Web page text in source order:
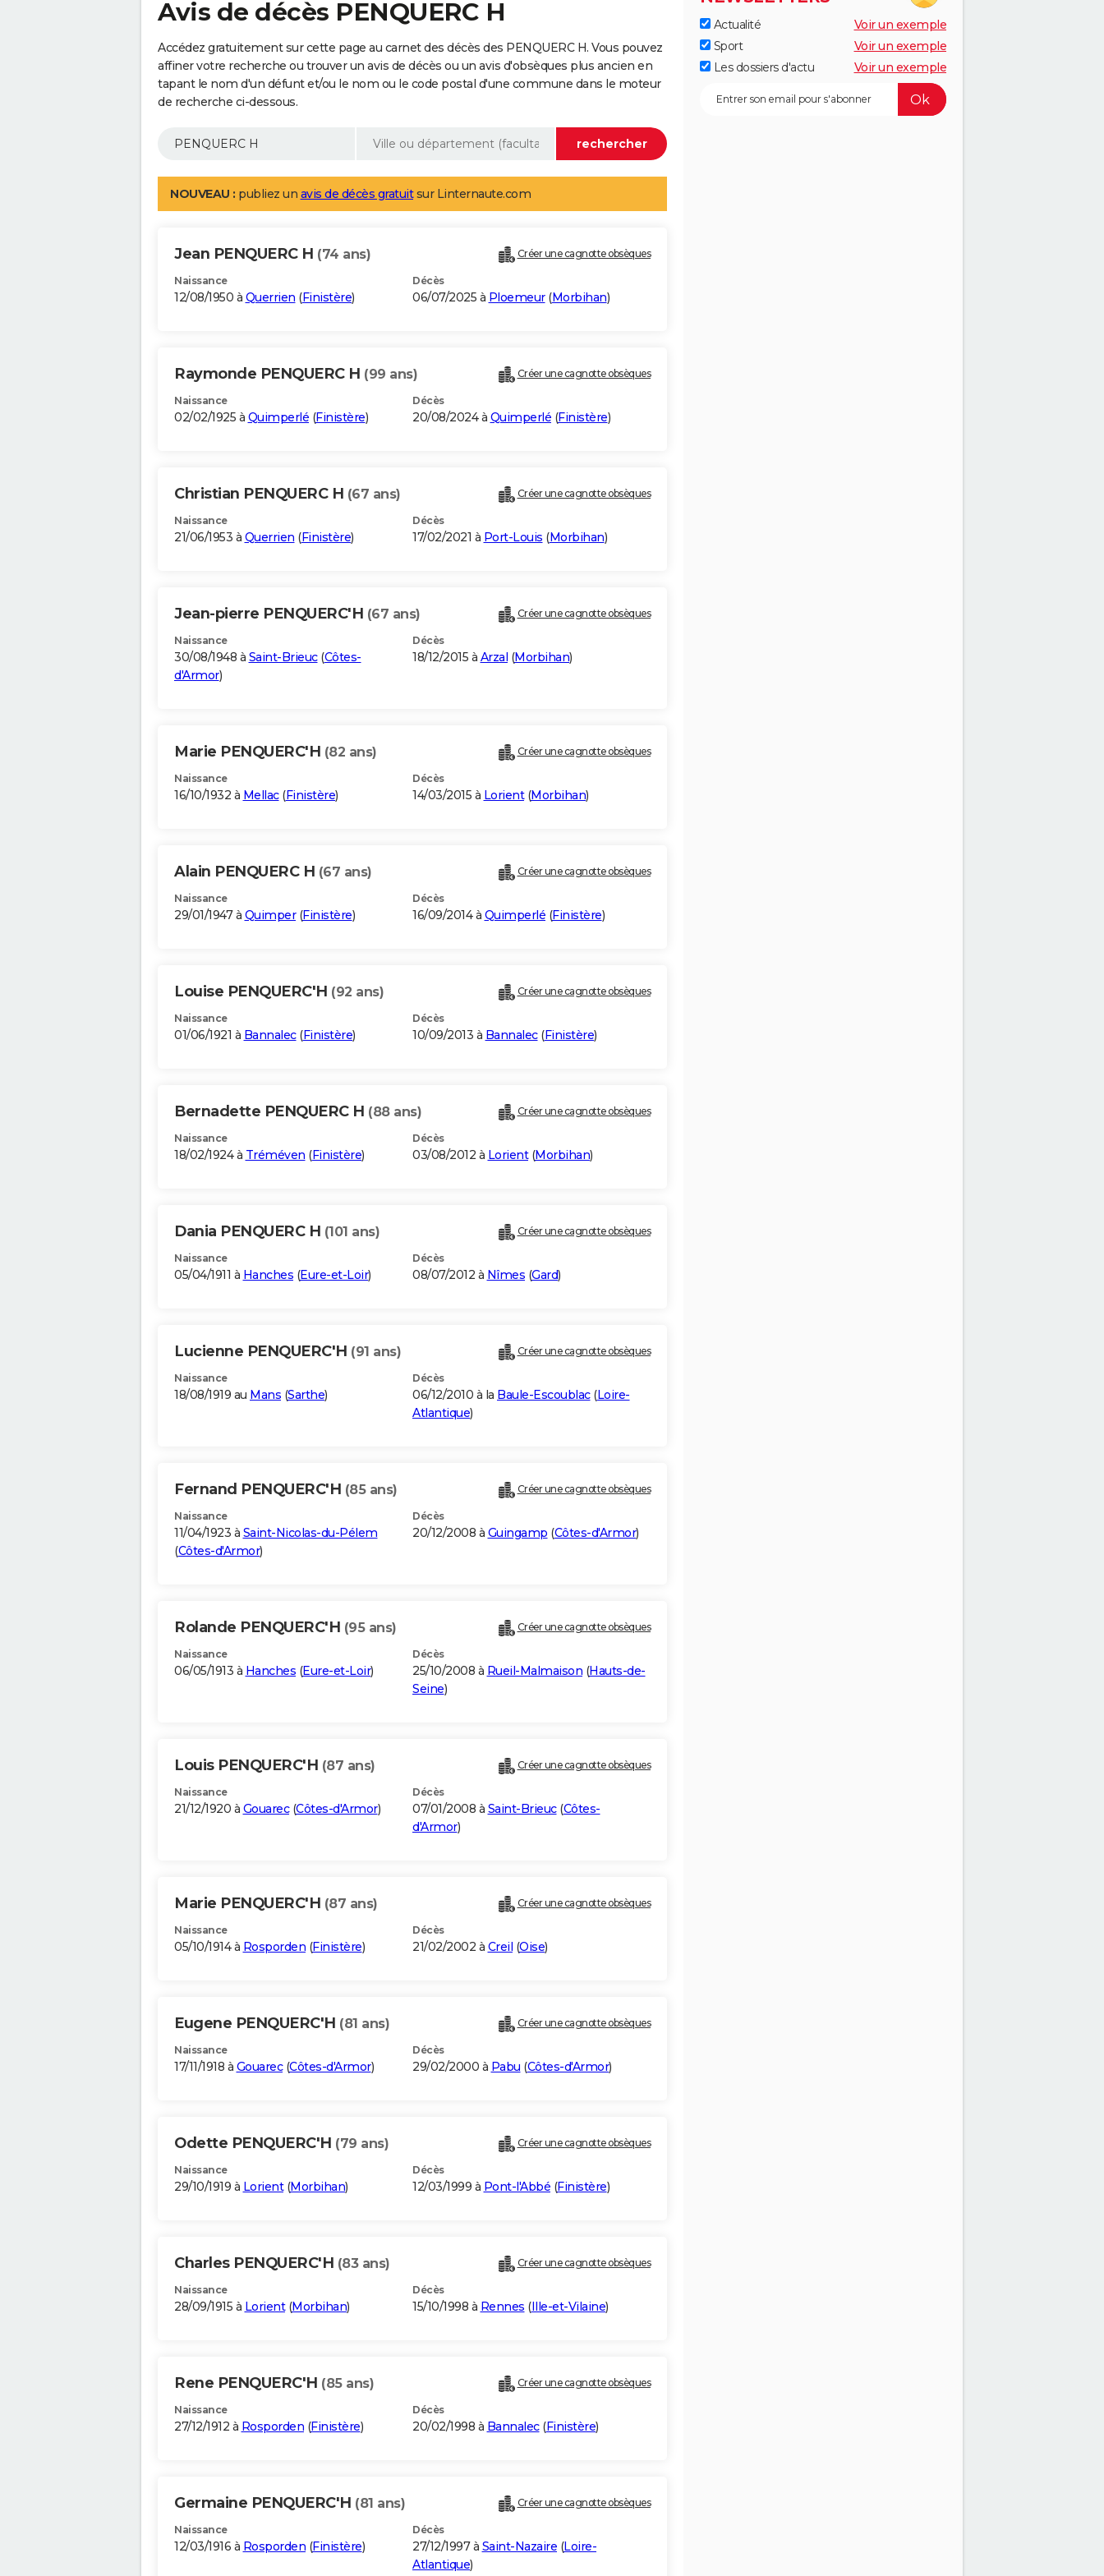
Avis de décès PENQUERC H
Accédez gratuitement sur cette page au carnet des décès des PENQUERC H. Vous pouvez
affiner votre recherche ou trouver un avis de décès ou un avis d'obsèques plus ancien en
tapant le nom d'un défunt et/ou le nom ou le code postal d'une commune dans le moteur
de recherche ci-dessous.
NOUVEAU : publiez un avis de décès gratuitsur Linternaute.com
Jean PENQUERC H (74 ans) Créer une cagnotte obsèques
Naissance
12/08/1950 à Querrien (Finistère)
Décès
06/07/2025 à Ploemeur(Morbihan)
Raymonde PENQUERC H (99 ans) Créer une cagnotte obsèques
Naissance
02/02/1925 à Quimperlé (Finistère)
Décès
20/08/2024 à Quimperlé (Finistère)
Christian PENQUERC H (67 ans) Créer une cagnotte obsèques
Naissance
21/06/1953 à Querrien (Finistère)
Décès
17/02/2021 à Port-Louis (Morbihan)
Jean-pierre PENQUERC'H (67 ans) Créer une cagnotte obsèques
Naissance
30/08/1948 à Saint-Brieuc(Côtes-
d'Armor)
Décès
18/12/2015 à Arzal (Morbihan)
Marie PENQUERC'H (82 ans) Créer une cagnotte obsèques
Naissance
16/10/1932 à Mellac(Finistère)
Décès
14/03/2015 à Lorient(Morbihan)
Alain PENQUERC H (67 ans) Créer une cagnotte obsèques
Naissance
29/01/1947 à Quimper(Finistère)
Décès
16/09/2014 à Quimperlé (Finistère)
Louise PENQUERC'H (92 ans) Créer une cagnotte obsèques
Naissance
01/06/1921 à Bannalec(Finistère)
Décès
10/09/2013 à Bannalec(Finistère)
Bernadette PENQUERC H (88 ans) Créer une cagnotte obsèques
Naissance
18/02/1924 à Tréméven (Finistère)
Décès
03/08/2012 à Lorient(Morbihan)
Dania PENQUERC H (101 ans) Créer une cagnotte obsèques
Naissance
05/04/1911 à Hanches (Eure-et-Loir)
Décès
08/07/2012 à Nîmes (Gard)
Lucienne PENQUERC'H (91 ans) Créer une cagnotte obsèques
Naissance
18/08/1919 au Mans (Sarthe)
Décès
06/12/2010 à la Baule-Escoublac(Loire-
Atlantique)
Fernand PENQUERC'H (85 ans) Créer une cagnotte obsèques
Naissance
11/04/1923 à Saint-Nicolas-du-Pélem
(Côtes-d'Armor)
Décès
20/12/2008 à Guingamp (Côtes-d'Armor)
Rolande PENQUERC'H (95 ans) Créer une cagnotte obsèques
Naissance
06/05/1913 à Hanches (Eure-et-Loir)
Décès
25/10/2008 à Rueil-Malmaison (Hauts-de-
Seine)
Louis PENQUERC'H (87 ans) Créer une cagnotte obsèques
Naissance
21/12/1920 à Gouarec(Côtes-d'Armor)
Décès
07/01/2008 à Saint-Brieuc(Côtes-
d'Armor)
Marie PENQUERC'H (87 ans) Créer une cagnotte obsèques
Naissance
05/10/1914 à Rosporden (Finistère)
Décès
21/02/2002 à Creil (Oise)
Eugene PENQUERC'H (81 ans) Créer une cagnotte obsèques
Naissance
17/11/1918 à Gouarec(Côtes-d'Armor)
Décès
29/02/2000 à Pabu (Côtes-d'Armor)
Odette PENQUERC'H (79 ans) Créer une cagnotte obsèques
Naissance
29/10/1919 à Lorient(Morbihan)
Décès
12/03/1999 à Pont-l'Abbé (Finistère)
Charles PENQUERC'H (83 ans) Créer une cagnotte obsèques
Naissance
28/09/1915 à Lorient(Morbihan)
Décès
15/10/1998 à Rennes (Ille-et-Vilaine)
Rene PENQUERC'H (85 ans) Créer une cagnotte obsèques
Naissance
27/12/1912 à Rosporden (Finistère)
Décès
20/02/1998 à Bannalec(Finistère)
Germaine PENQUERC'H (81 ans) Créer une cagnotte obsèques
Naissance
12/03/1916 à Rosporden (Finistère)
Décès
27/12/1997 à Saint-Nazaire (Loire-
Atlantique)
Actualité
Voir un exemple
Sport
Voir un exemple
Les dossiers d'actu
Voir un exemple